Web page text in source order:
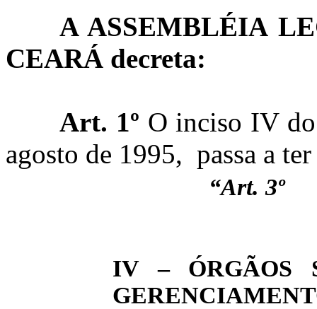
A ASSEMBLÉIA
CEARÁ decreta:
Art. 1º O inciso IV
agosto de 1995, passa a
“Art. 3º
IV – ÓRGÃOS